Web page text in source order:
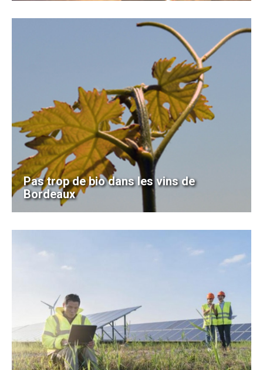
Pas trop de bio dans les vins de
Bordeaux